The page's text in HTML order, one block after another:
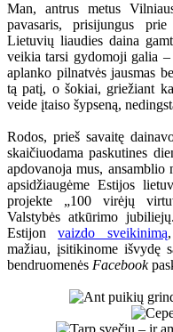
Man, antrus metus
pavasaris, prisijungus
Lietuvių liaudies daina
veikia tarsi gydomoji galia –
aplanko pilnatvės jausmas
tą patį, o šokiai, griežiant
veide įtaiso šypseną,
Rodos, prieš savaitę
skaičiuodama paskutines
apdovanoja mus,
apsidžiaugėme Estijos
projekte „100 virėjų
Valstybės atkūrimo
Estijonvaizdo sveikinimą
mažiau, įsitikinome išvydę
bendruomenės Facebook